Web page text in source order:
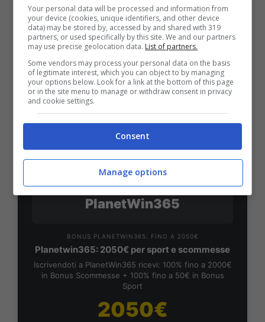
SNAI
Bonus Benvenuto Sport: fino a 1.000€
50% sul deposito fino a 50€
1000€
VERIFICA
Mostra Informazioni
PlanetWin365
BONUS PLANETWIN365: FINO A 2050€
Planetwin365: 2050€ per sport e scommesse
Iscrivendoti a PlanetWin365 ricevi: 100% fino a 2000€
in Bonus Scommesse + 100% fino a 50€ in Bonus
Sport
2050€
Your personal data will be processed and information from
your device (cookies, unique identifiers, and other device
data) may be stored by, accessed by and shared with 319
partners, or used specifically by this site. We and our partners
may use precise geolocation data. List of partners.
Some vendors may process your personal data on the basis
of legitimate interest, which you can object to by managing
your options below. Look for a link at the bottom of this page
or in the site menu to manage or withdraw consent in privacy
and cookie settings.
Consent
Manage options